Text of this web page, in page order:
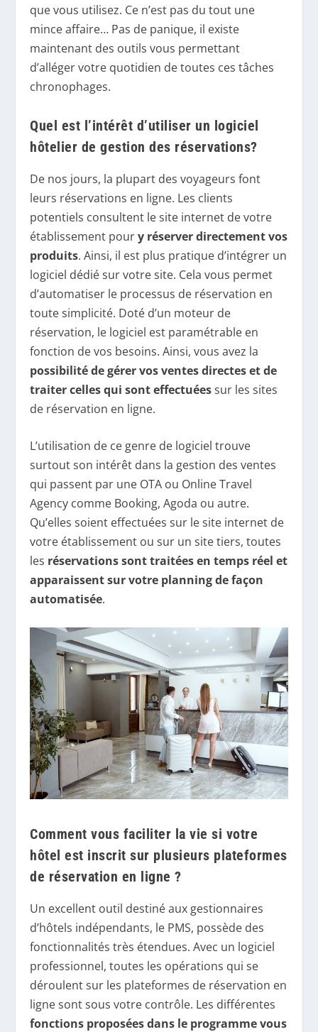
que vous utilisez. Ce n’est pas du tout une
mince affaire… Pas de panique, il existe
maintenant des outils vous permettant
d’alléger votre quotidien de toutes ces tâches
chronophages.
Quel est l’intérêt d’utiliser un logiciel
hôtelier de gestion des réservations?
De nos jours, la plupart des voyageurs font
leurs réservations en ligne. Les clients
potentiels consultent le site internet de votre
établissement poury réserver directement vos
produits. Ainsi, il est plus pratique d’intégrer un
logiciel dédié sur votre site. Cela vous permet
d’automatiser le processus de réservation en
toute simplicité. Doté d’un moteur de
réservation, le logiciel est paramétrable en
fonction de vos besoins. Ainsi, vous avez la
possibilité de gérer vos ventes directes et de
traiter celles qui sont effectuéessur les sites
de réservation en ligne.
L’utilisation de ce genre de logiciel trouve
surtout son intérêt dans la gestion des ventes
qui passent par une OTA ou Online Travel
Agency comme Booking, Agoda ou autre.
Qu’elles soient effectuées sur le site internet de
votre établissement ou sur un site tiers, toutes
les réservations sont traitées en temps réel et
apparaissent sur votre planning de façon
automatisée.
Comment vous faciliter la vie si votre
hôtel est inscrit sur plusieurs plateformes
de réservation en ligne ?
Un excellent outil destiné aux gestionnaires
d’hôtels indépendants, le PMS, possède des
fonctionnalités très étendues. Avec un logiciel
professionnel, toutes les opérations qui se
déroulent sur les plateformes de réservation en
ligne sont sous votre contrôle. Les différentes
fonctions proposées dans le programme vous